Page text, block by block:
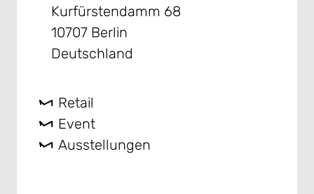
Kurfürstendamm 68
10707 Berlin
Deutschland
Retail
Event
Ausstellungen